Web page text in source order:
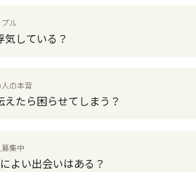
ル
気している？
の本音
えたら困らせてしまう？
集中
よい出会いはある？